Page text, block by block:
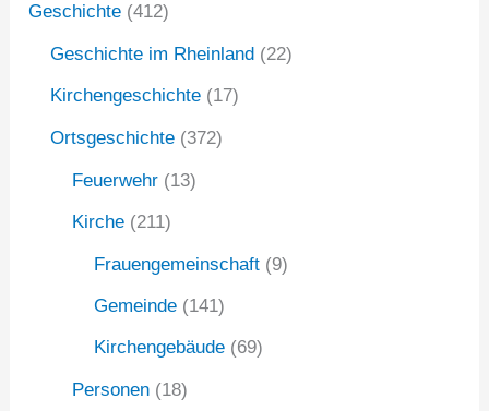
Geschichte (412)
Geschichte im Rheinland (22)
Kirchengeschichte (17)
Ortsgeschichte (372)
Feuerwehr (13)
Kirche (211)
Frauengemeinschaft (9)
Gemeinde (141)
Kirchengebäude (69)
Personen (18)